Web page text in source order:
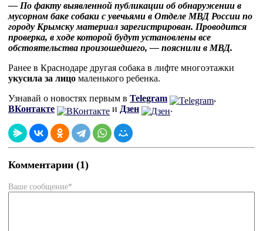
— По факту выявленной публикации об обнаружении в
мусорном баке собаки с увечьями в Отделе МВД России по
городу Крымску материал зарегистрирован. Проводится
проверка, в ходе которой будут установлены все
обстоятельства произошедшего, — пояснили в МВД.
Ранее в Краснодаре другая собака в лифте многоэтажки
укусила за лицо маленького ребенка.
Узнавай о новостях первым в Telegram
,
ВКонтакте
и Дзен .
Комментарии (1)
Ваше сообщение*